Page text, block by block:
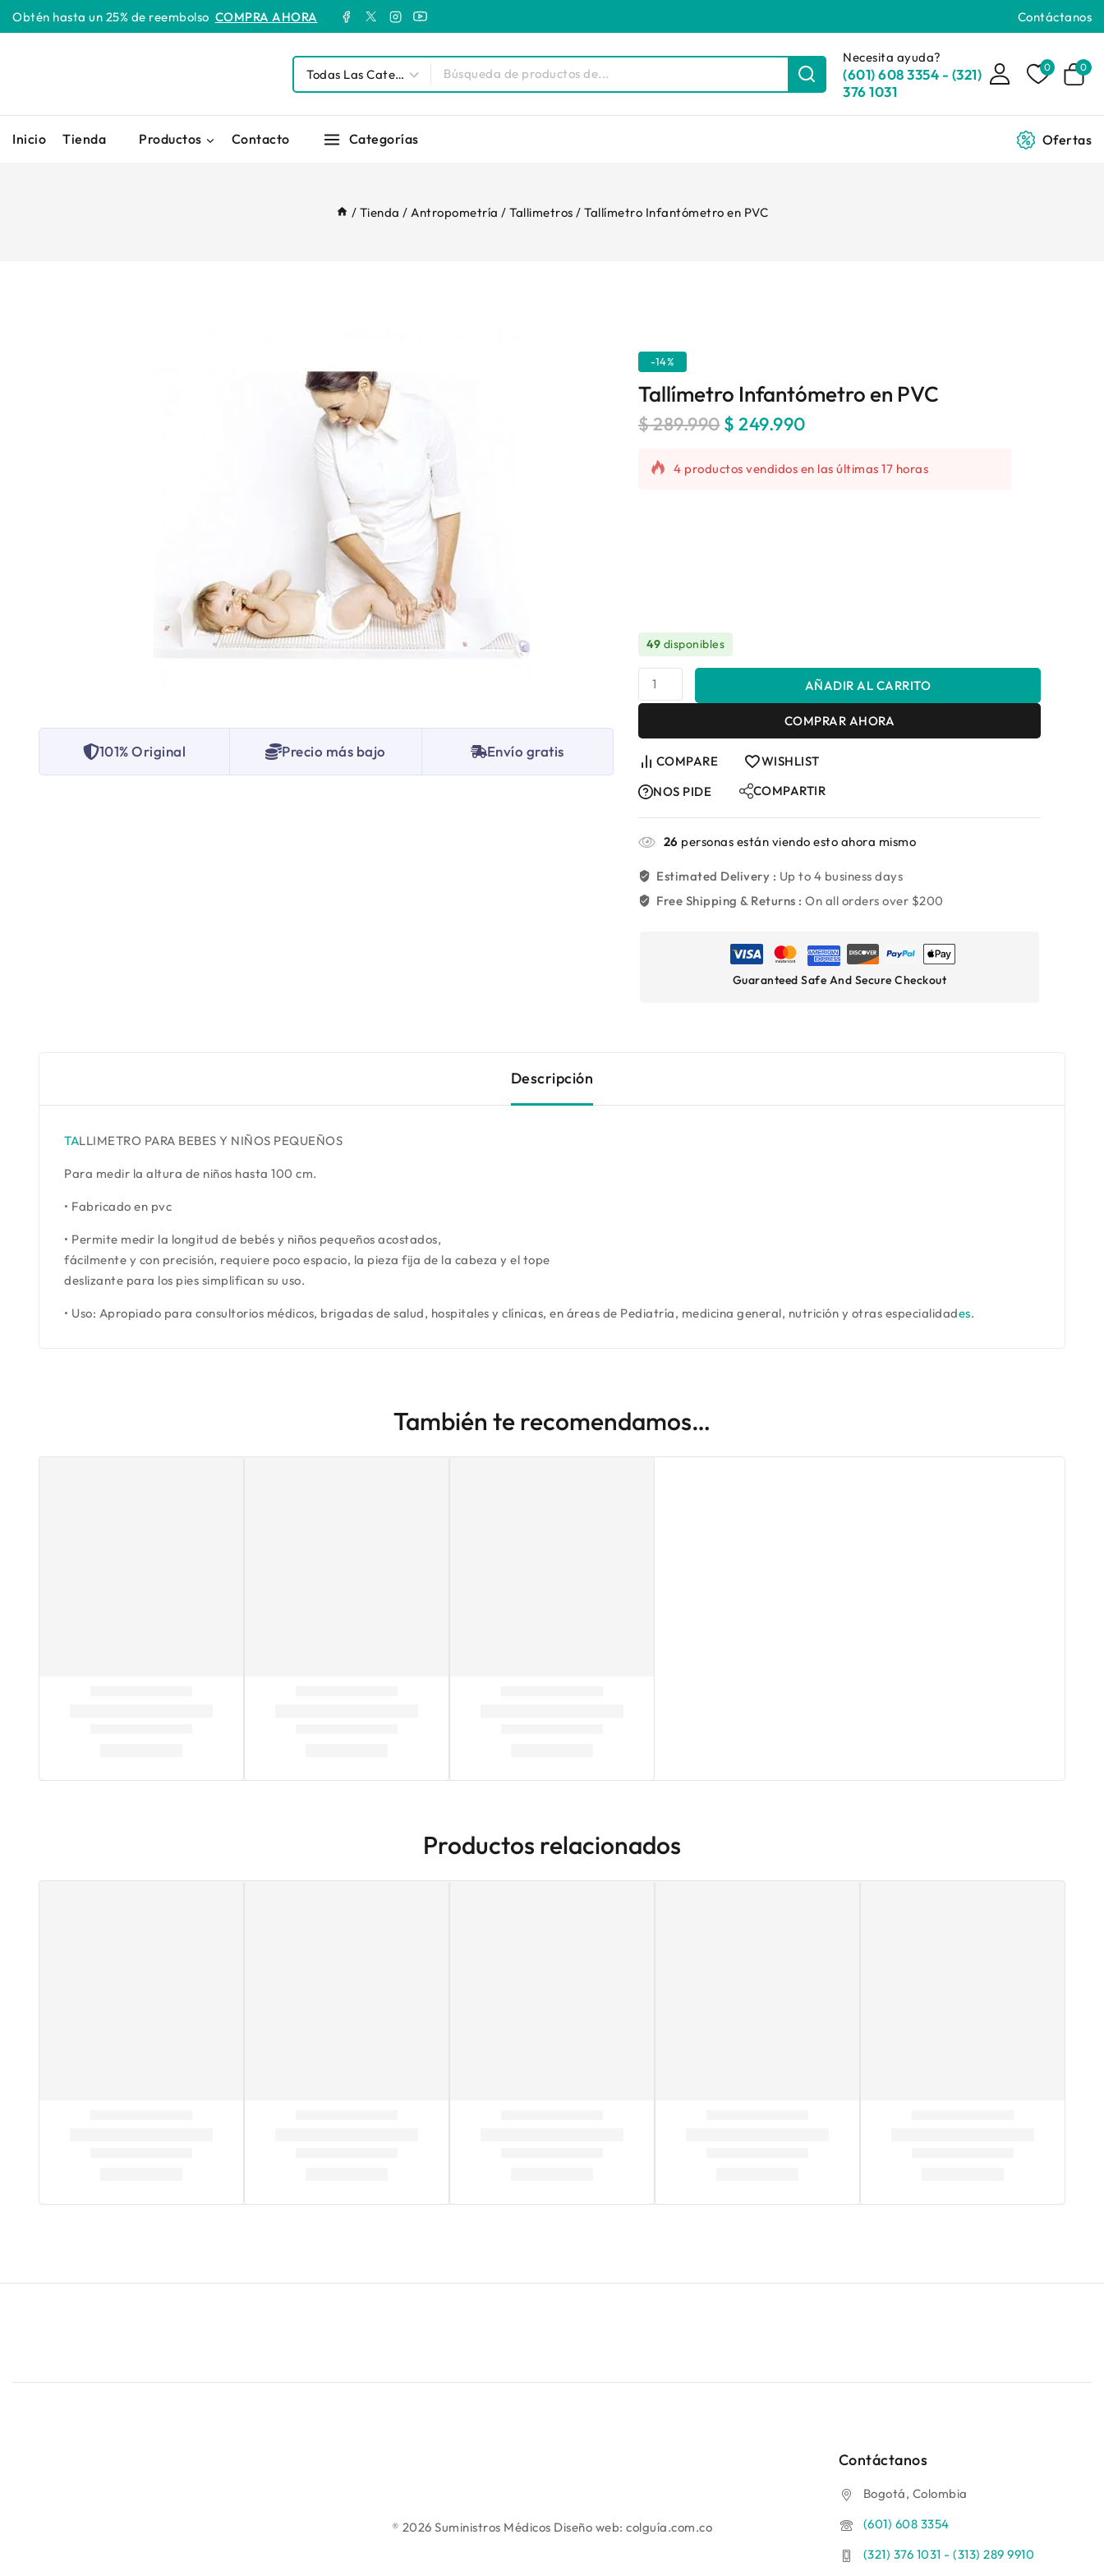
Obtén hasta un 25% de reembolso COMPRA AHORA Contáctanos
Necesita ayuda?
(601) 608 3354 - (321)
376 1031
0 0
Inicio Tienda Productos Contacto Categorías Ofertas
/ Tienda / Antropometría / Tallimetros / Tallímetro Infantómetro en PVC
101% Original Precio más bajo Envío gratis
-14%
Tallímetro Infantómetro en PVC
$289.990$ 249.990
4 productos vendidos en las últimas 17 horas
49 disponibles
AÑADIR AL CARRITO
COMPRAR AHORA
COMPARE
WISHLIST
NOS PIDE
COMPARTIR
26 personas están viendo esto ahora mismo
Estimated Delivery : Up to 4 business days
Free Shipping & Returns :On all orders over $200
Guaranteed Safe And Secure Checkout
Descripción
TALLIMETRO PARA BEBES Y NIÑOS PEQUEÑOS
Para medir la altura de niños hasta 100 cm.
• Fabricado en pvc
• Permite medir la longitud de bebés y niños pequeños acostados,
fácilmente y con precisión, requiere poco espacio, la pieza fija de la cabeza y el tope
deslizante para los pies simplifican su uso.
• Uso: Apropiado para consultorios médicos, brigadas de salud, hospitales y clínicas, en áreas de Pediatría, medicina general, nutrición y otras especialidades.
También te recomendamos…
Productos relacionados
® 2026 Suministros Médicos Diseño web:colguía.com.co
Contáctanos
Bogotá, Colombia
(601) 608 3354
(321) 376 1031 - (313) 289 9910